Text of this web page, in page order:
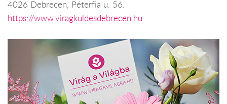
4026 Debrecen, Péterfia u. 56.
https://www.viragkuldesdebrecen.hu